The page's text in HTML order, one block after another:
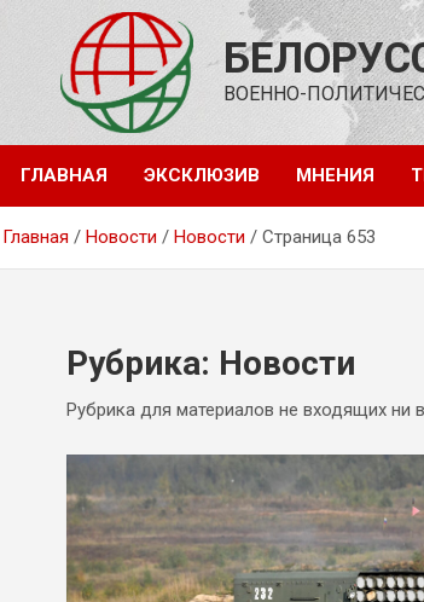
содержимому
ВОЕННО-
ГЛАВНАЯ ЭКСКЛЮЗИВ МНЕНИЯ
Главная Новости Новости Страница 653
Рубрика: Новости
Рубрика для материалов не входящих ни